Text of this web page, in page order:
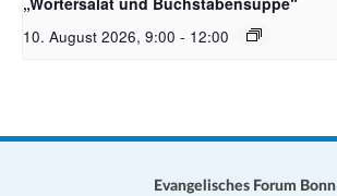
10. August 2026, 9:00 - 12:00
Evangelisches Forum Bonn